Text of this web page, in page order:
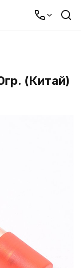
(Китай)